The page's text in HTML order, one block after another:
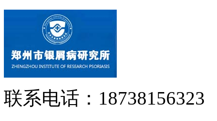
联系电话：18738156323